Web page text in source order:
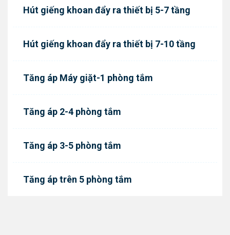
Hút giếng khoan đẩy ra thiết bị 5-7 tầng
Hút giếng khoan đẩy ra thiết bị 7-10 tầng
Tăng áp Máy giặt-1 phòng tắm
Tăng áp 2-4 phòng tắm
Tăng áp 3-5 phòng tắm
Tăng áp trên 5 phòng tắm